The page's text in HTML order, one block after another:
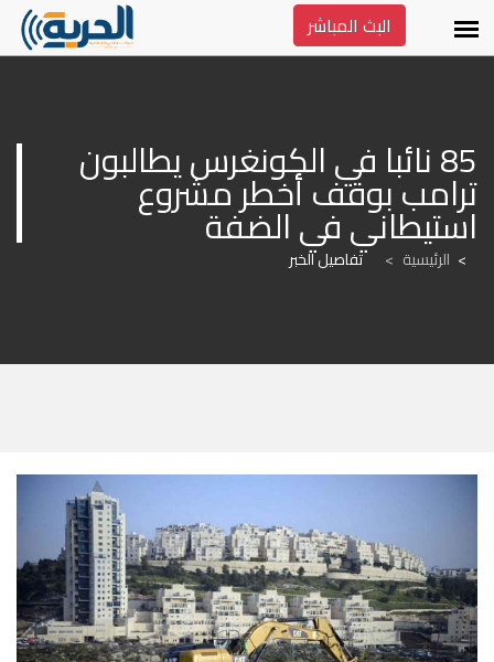
البث المباشر
ترامب بوقف أخطر مشروع
استيطاني في الضفة
الرئيسية > تفاصيل الخبر